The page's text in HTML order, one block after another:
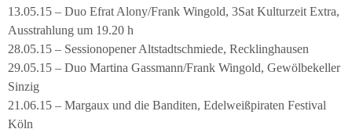
13.05.15 – Duo Efrat Alony/Frank Wingold, 3Sat Kulturzeit Extra,
Ausstrahlung um 19.20 h
28.05.15 – Sessionopener Altstadtschmiede, Recklinghausen
29.05.15 – Duo Martina Gassmann/Frank Wingold, Gewölbekeller
Sinzig
21.06.15 – Margaux und die Banditen, Edelweißpiraten Festival
Köln